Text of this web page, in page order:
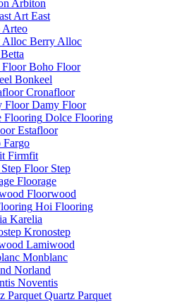
Arbiton
Art East
Arteo
Berry Alloc
Betta
Boho Floor
Bonkeel
Cronafloor
Damy Floor
Dolce Flooring
Estafloor
Fargo
Firmfit
Floor Step
Floorage
Floorwood
Hoi Flooring
Karelia
Kronostep
Lamiwood
Monblanc
Norland
Noventis
Quartz Parquet